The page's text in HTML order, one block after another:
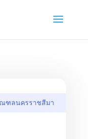
ฑลนครราชสีมา